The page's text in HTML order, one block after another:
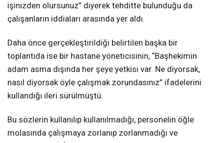
işinizden olursunuz” diyerek tehditte bulunduğu da
çalışanların iddiaları arasında yer aldı.
Daha önce gerçekleştirildiği belirtilen başka bir
toplantıda ise bir hastane yöneticisinin, “Başhekimin
adam asma dışında her şeye yetkisi var. Ne diyorsak,
nasıl diyorsak öyle çalışmak zorundasınız” ifadelerini
kullandığı ileri sürülmüştü.
Bu sözlerin kullanılıp kullanılmadığı, personelin öğle
molasında çalışmaya zorlanıp zorlanmadığı ve